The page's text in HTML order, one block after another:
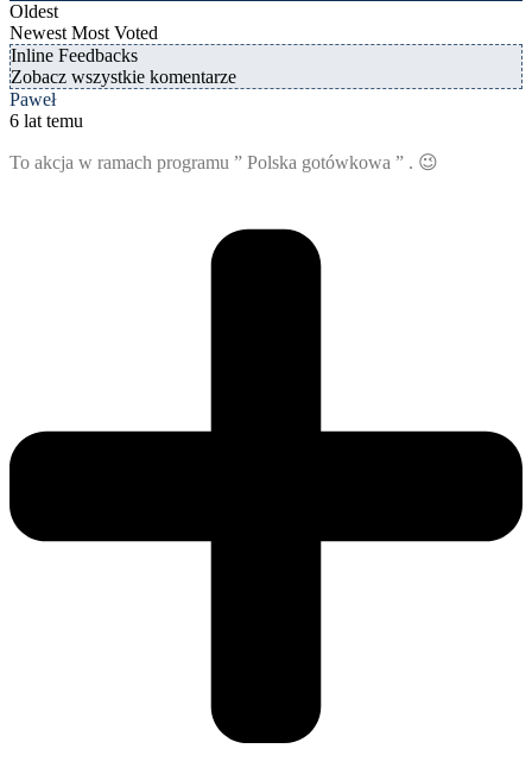
Oldest
Newest Most Voted
Inline Feedbacks
Zobacz wszystkie komentarze
Paweł
6 lat temu
To akcja w ramach programu ” Polska gotówkowa ” . 😉